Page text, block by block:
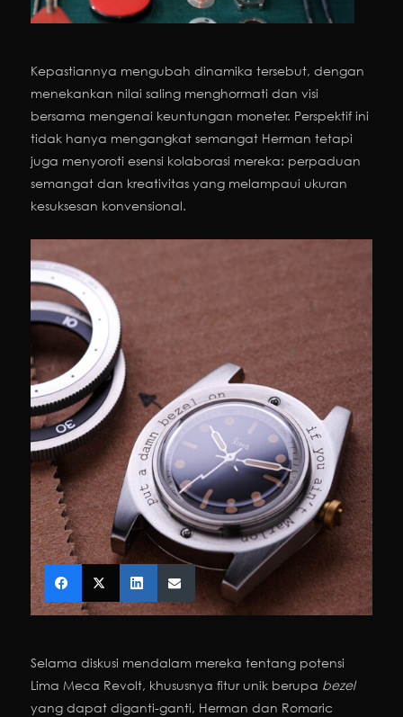
Kepastiannya mengubah dinamika tersebut, dengan
menekankan nilai saling menghormati dan visi
bersama mengenai keuntungan moneter. Perspektif ini
tidak hanya mengangkat semangat Herman tetapi
juga menyoroti esensi kolaborasi mereka: perpaduan
semangat dan kreativitas yang melampaui ukuran
kesuksesan konvensional.
Selama diskusi mendalam mereka tentang potensi
Lima Meca Revolt, khususnya fitur unik berupa bezel
yang dapat diganti-ganti, Herman dan Romaric